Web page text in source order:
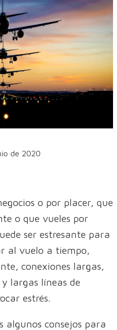
de 2020
o por placer, que
o que vueles por
ser estresante para
al vuelo a tiempo,
conexiones largas,
largas líneas de
estrés.
algunos consejos para